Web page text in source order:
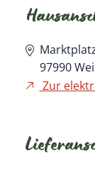
97990
Zur